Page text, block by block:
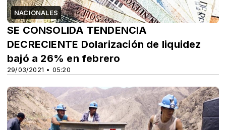
NACIONALES
29/03/2021 • 05:20
SE CONSOLIDA TENDENCIA
DECRECIENTE Dolarización de liquidez
bajó a 26% en febrero